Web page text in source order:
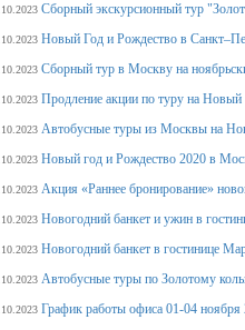
Сборный экскурсионный тур
Новый Год и Рождество в
Сборный тур в Москву на
Продление акции по туру на
Автобусные туры из Москвы на
Новый год и Рождество 2020 в
Акция «Раннее бронирование»
Новогодний банкет и ужин в
Новогодний банкет в гостинице
Автобусные туры по Золотому
График работы офиса 01-04 ноября